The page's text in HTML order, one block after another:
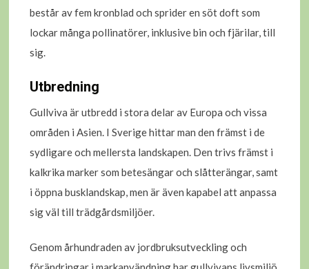
består av fem kronblad och sprider en söt doft som
lockar många pollinatörer, inklusive bin och fjärilar, till
sig.
Utbredning
Gullviva är utbredd i stora delar av Europa och vissa
områden i Asien. I Sverige hittar man den främst i de
sydligare och mellersta landskapen. Den trivs främst i
kalkrika marker som betesängar och slåtterängar, samt
i öppna busklandskap, men är även kapabel att anpassa
sig väl till trädgårdsmiljöer.
Genom århundraden av jordbruksutveckling och